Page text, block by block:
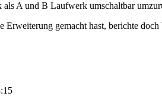
als A und B Laufwerk umschaltbar
Erweiterung gemacht hast, berichte